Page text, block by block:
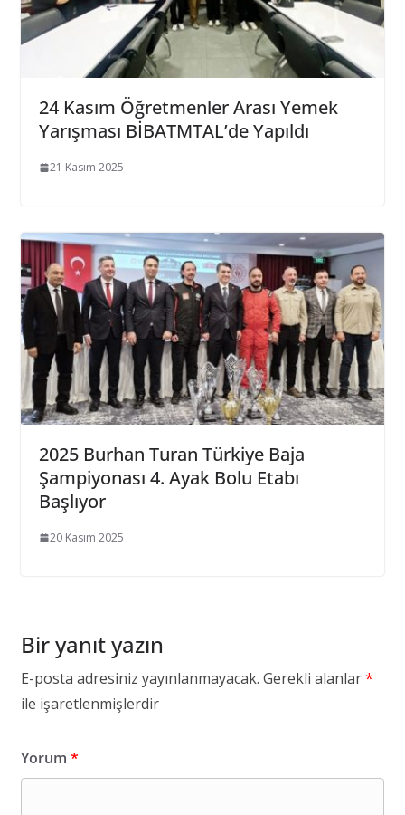
24 Kasım Öğretmenler Arası Yemek
Yarışması BİBATMTAL’de Yapıldı
21 Kasım 2025
2025 Burhan Turan Türkiye Baja
Şampiyonası 4. Ayak Bolu Etabı
Başlıyor
20 Kasım 2025
Bir yanıt yazın
E-posta adresiniz yayınlanmayacak. Gerekli alanlar*
ile işaretlenmişlerdir
Yorum *